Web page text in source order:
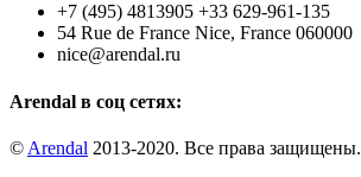
+7 (495) 4813905 +33 629-961-135
54 Rue de France Nice, France 060000
nice@arendal.ru
Arendal в соц сетях:
© Arendal 2013-2020. Все права защищены.